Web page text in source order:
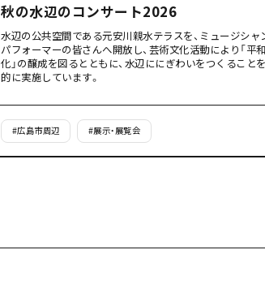
秋の水辺のコンサート2026
水辺の公共空間である元安川親水テラスを、ミュージシャ
パフォーマーの皆さんへ開放し、芸術文化活動により「平
化」の醸成を図るとともに、水辺ににぎわいをつくること
的に実施しています。
#広島市周辺 #展示・展覧会